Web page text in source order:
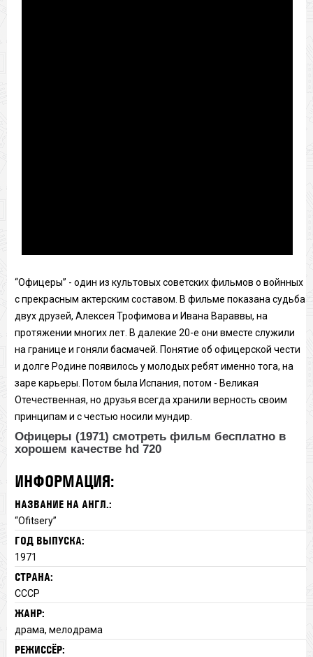
“Офицеры” - один из культовых советских фильмов о войнных
с прекрасным актерским составом. В фильме показана судьба
двух друзей, Алексея Трофимова и Ивана Вараввы, на
протяжении многих лет. В далекие 20-е они вместе служили
на границе и гоняли басмачей. Понятие об офицерской чести
и долге Родине появилось у молодых ребят именно тога, на
заре карьеры. Потом была Испания, потом - Великая
Отечественная, но друзья всегда хранили верность своим
принципам и с честью носили мундир.
Офицеры (1971) смотреть фильм бесплатно в
хорошем качестве hd 720
ИНФОРМАЦИЯ:
НАЗВАНИЕ НА АНГЛ.:
“Ofitsery”
ГОД ВЫПУСКА:
1971
СТРАНА:
СССР
ЖАНР:
драма, мелодрама
РЕЖИССЁР: